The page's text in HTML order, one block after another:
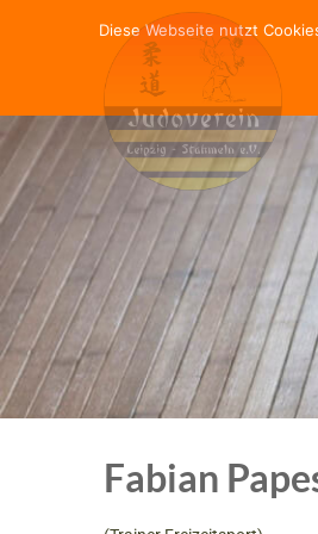
Fabian
Diese Webseite nutzt